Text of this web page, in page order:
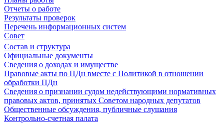
Отчеты о работе
Результаты проверок
Перечень информационных систем
Совет
Состав и структура
Официальные документы
Сведения о доходах и имуществе
Правовые акты по ПДн вместе с Политикой в отношении
обработки ПДн
Сведения о признании судом недействующими нормативных
правовых актов, принятых Советом народных депутатов
Общественные обсуждения, публичные слушания
Контрольно-счетная палата